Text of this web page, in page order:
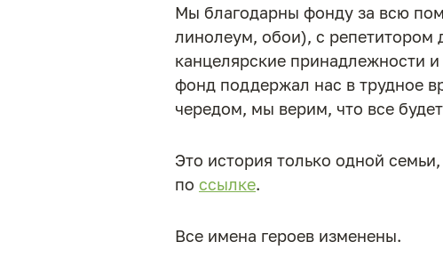
Мы благодарны фонду за всю
линолеум, обои), с
канцелярские принадлежности
фонд поддержал нас в трудное
чередом, мы верим, что все
Это история только одной
по ссылке.
Все имена героев изменены.